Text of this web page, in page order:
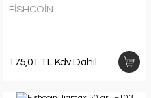
FİSHCOİN
175,01 TL Kdv Dahil